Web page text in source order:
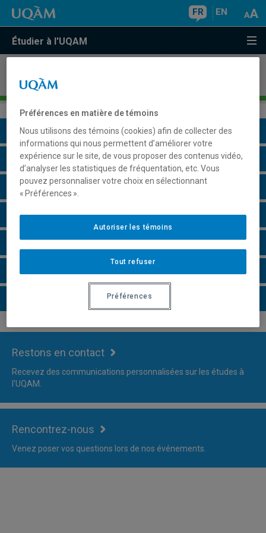
FR EN
Étudier à l'UQAM
environnements nourriciers
Présentation du programme
Conditions d'admission
Cours à suivre et horaires
Particularités
Remarques et règlements
Faire une demande d'admission
Restons en contact
Recevez des communications personnalisées sur les études à
l'UQAM.
Rencontrez-nous
Venez poser vos questions lors de nos événements.
Préférences en matière de témoins
Nous utilisons des témoins (cookies) afin de collecter des
informations qui nous permettent d’améliorer votre
expérience sur le site, de vous proposer des contenus vidéo,
d’analyser les statistiques de fréquentation, etc. Vous
pouvez personnaliser votre choix en sélectionnant
« Préférences ».
Tout refuser
Autoriser les témoins
Préférences